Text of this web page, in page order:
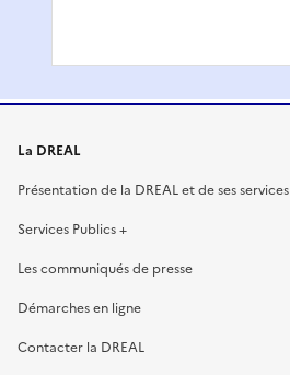
La DREAL
Présentation de la DREAL et de ses services
Services Publics +
Les communiqués de presse
Démarches en ligne
Contacter la DREAL